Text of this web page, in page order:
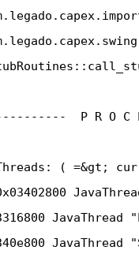
P R O
( =&gt;
JavaThread